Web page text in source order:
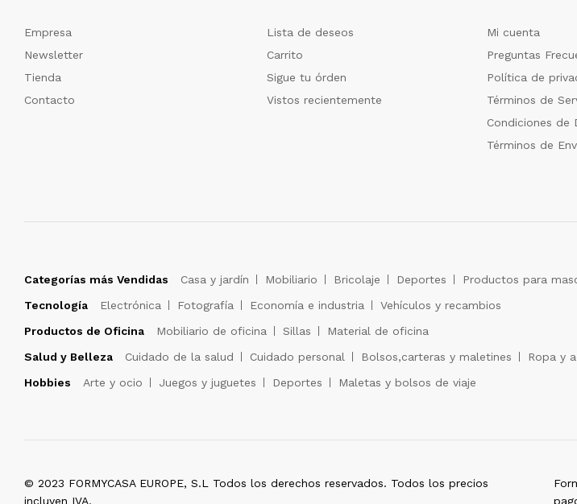
Empresa
Newsletter
Tienda
Contacto
Lista de deseos
Carrito
Sigue tu órden
Vistos recientemente
Mi cuenta
Preguntas
Política de
Términos de
Condiciones de
Términos de
Categorías más Vendidas Casa y jardín Mobiliario Bricolaje Deportes
Productos para
Tecnología
Electrónica Fotografía Economía e industria
Vehículos y recambios
Productos de Oficina
Mobiliario de oficina Sillas
Material de oficina
Salud y Belleza
Cuidado de la salud Cuidado personal Bolsos,carteras y maletines Ropa y
Hobbies
Arte y ocio Juegos y juguetes Deportes Maletas y bolsos de viaje
© 2023 FORMYCASA EUROPE, S.L Todos los derechos reservados. Todos los precios
incluyen IVA.